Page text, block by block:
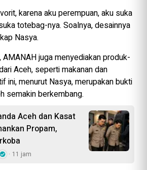
karena aku perempuan, aku suka
totebag-nya. Soalnya, desainnya
Nasya.
juga menyediakan produk-
Aceh, seperti makanan dan
ini, menurut Nasya, merupakan bukti
semakin berkembang.
Aceh dan Kasat
Propam,
11 jam